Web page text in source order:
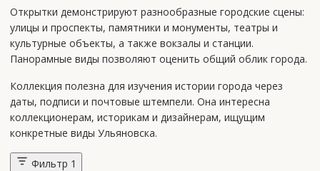
Открытки демонстрируют разнообразные городские сцены:
улицы и проспекты, памятники и монументы, театры и
культурные объекты, а также вокзалы и станции.
Панорамные виды позволяют оценить общий облик города.
Коллекция полезна для изучения истории города через
даты, подписи и почтовые штемпели. Она интересна
коллекционерам, историкам и дизайнерам, ищущим
конкретные виды Ульяновска.
Фильтр 1